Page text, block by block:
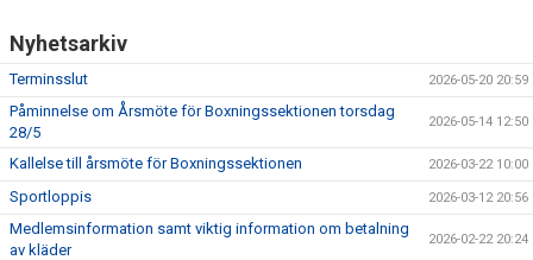
Nyhetsarkiv
Terminsslut 2026-05-20 20:59
Påminnelse om Årsmöte för Boxningssektionen torsdag
28/5
2026-05-14 12:50
Kallelse till årsmöte för Boxningssektionen 2026-03-22 10:00
Sportloppis 2026-03-12 20:56
Medlemsinformation samt viktig information om betalning
av kläder
2026-02-22 20:24